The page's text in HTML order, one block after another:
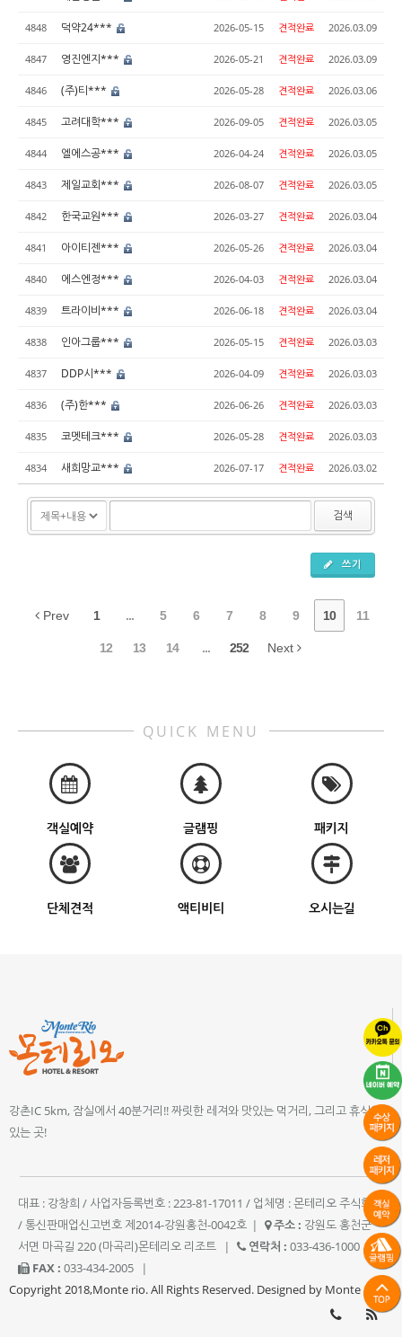
4848 덕약24*** 2026-05-15 견적완료 2026.03.09
4847 영진엔지*** 2026-05-21 견적완료 2026.03.09
4846 (주)티*** 2026-05-28 견적완료 2026.03.06
4845 고려대학*** 2026-09-05 견적완료 2026.03.05
4844 엘에스공*** 2026-04-24 견적완료 2026.03.05
4843 제일교회*** 2026-08-07 견적완료 2026.03.05
4842 한국교원*** 2026-03-27 견적완료 2026.03.04
4841 아이티젠*** 2026-05-26 견적완료 2026.03.04
4840 에스엔정*** 2026-04-03 견적완료 2026.03.04
4839 트라이비*** 2026-06-18 견적완료 2026.03.04
4838 인아그룹*** 2026-05-15 견적완료 2026.03.03
4837 DDP시*** 2026-04-09 견적완료 2026.03.03
4836 (주)한*** 2026-06-26 견적완료 2026.03.03
4835 코멧테크*** 2026-05-28 견적완료 2026.03.03
4834 새희망교*** 2026-07-17 견적완료 2026.03.02
검색
쓰기
Prev 1 ... 5 6 7 8 9 10 11
12 13 14 ... 252 Next
QUICK MENU
객실예약 글램핑 패키지
단체견적 액티비티 오시는길
강촌IC 5km, 잠실에서 40분거리!! 짜릿한 레져와 맛있는 먹거리, 그리고 휴식이
있는 곳!
대표 : 강창희 / 사업자등록번호 : 223-81-17011 / 업체명 : 몬테리오 주식회사
/ 통신판매업신고번호 제2014-강원홍천-0042호 | 주소 : 강원도 홍천군
서면 마곡길 220 (마곡리)몬테리오 리조트
| 연락처 : 033-436-1000
|
FAX : 033-434-2005
|
Copyright 2018,Monte rio. All Rights Reserved. Designed by Monte rio.